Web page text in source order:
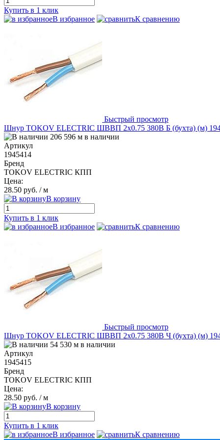
Купить в 1 клик
В избранное
К сравнению
Быстрый просмотр
Шнур TOKOV ELECTRIC ШВВП 2х0.75 380В Б (бухта) (м)
206 596 м в наличии
Артикул
1945414
Бренд
TOKOV ELECTRIC КПП
Цена:
28.50 руб. / м
В корзину
Купить в 1 клик
В избранное
К сравнению
Быстрый просмотр
Шнур TOKOV ELECTRIC ШВВП 2х0.75 380В Ч (бухта) (м)
54 530 м в наличии
Артикул
1945415
Бренд
TOKOV ELECTRIC КПП
Цена:
28.50 руб. / м
В корзину
Купить в 1 клик
В избранное
К сравнению